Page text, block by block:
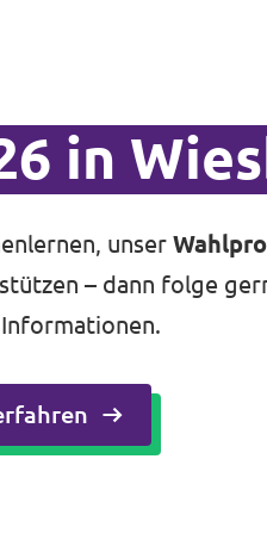
in
unser
– dann folge